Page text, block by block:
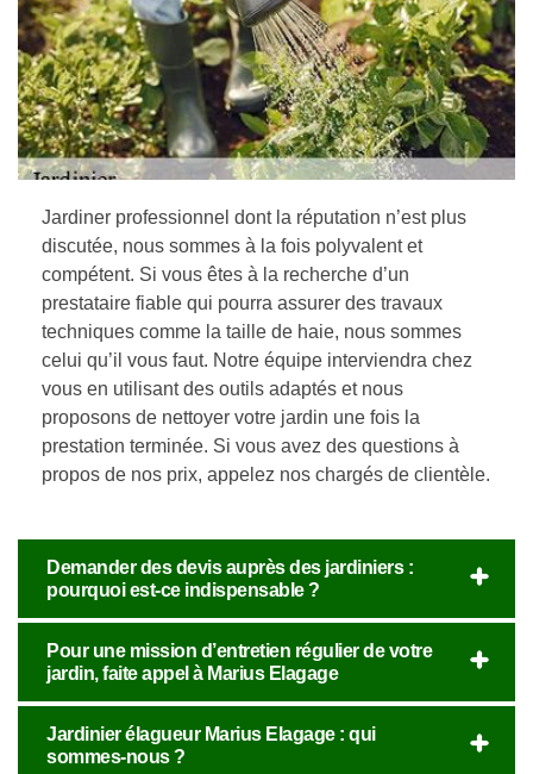
Jardiner professionnel dont la réputation n’est plus
discutée, nous sommes à la fois polyvalent et
compétent. Si vous êtes à la recherche d’un
prestataire fiable qui pourra assurer des travaux
techniques comme la taille de haie, nous sommes
celui qu’il vous faut. Notre équipe interviendra chez
vous en utilisant des outils adaptés et nous
proposons de nettoyer votre jardin une fois la
prestation terminée. Si vous avez des questions à
propos de nos prix, appelez nos chargés de clientèle.
Demander des devis auprès des jardiniers :
pourquoi est-ce indispensable ?
Pour une mission d’entretien régulier de votre
jardin, faite appel à Marius Elagage
Jardinier élagueur Marius Elagage : qui
sommes-nous ?